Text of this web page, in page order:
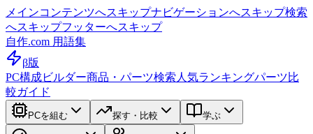
メインコンテンツへスキップナビゲーションへスキップ検索
へスキップフッターへスキップ
自作.com 用語集
β版
PC構成ビルダー商品・パーツ検索 人気ランキングパーツ比
較ガイド
PCを組む 探す・比較 学ぶ